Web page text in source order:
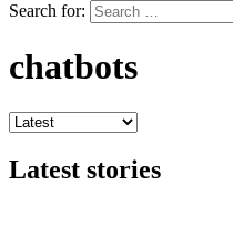
Search for:
chatbots
Latest stories